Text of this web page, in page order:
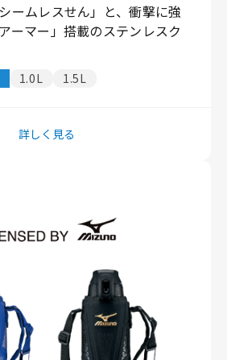
ームレスせん」と、衝撃に強
ーマー」搭載のステンレスク
1.0L 1.5L
詳しく見る